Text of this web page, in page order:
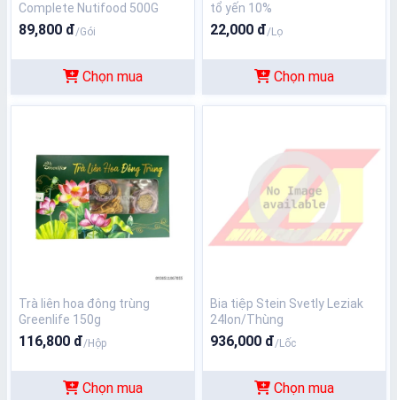
Complete Nutifood 500G
89,800 đ/Gói
Chọn mua
tổ yến 10%
22,000 đ/Lọ
Chọn mua
Trà liên hoa đông trùng
Greenlife 150g
116,800 đ/Hộp
Chọn mua
Bia tiệp Stein Svetly Leziak
24lon/Thùng
936,000 đ/Lốc
Chọn mua